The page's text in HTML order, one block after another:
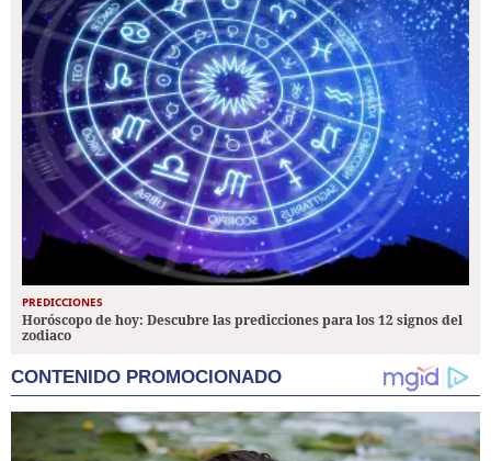
PREDICCIONES
Horóscopo de hoy: Descubre las predicciones para los 12 signos del
zodiaco
CONTENIDO PROMOCIONADO